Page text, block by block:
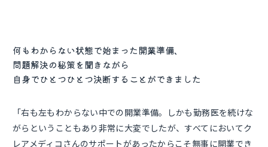
何もわからない状態で始まった開業準備、
問題解決の秘策を聞きながら
自身でひとつひとつ決断することができました
「右も左もわからない中での開業準備。しかも勤務医を続けな
がらということもあり非常に大変でしたが、すべてにおいてク
レアメディコさんのサポートがあったからこそ無事に開業でき